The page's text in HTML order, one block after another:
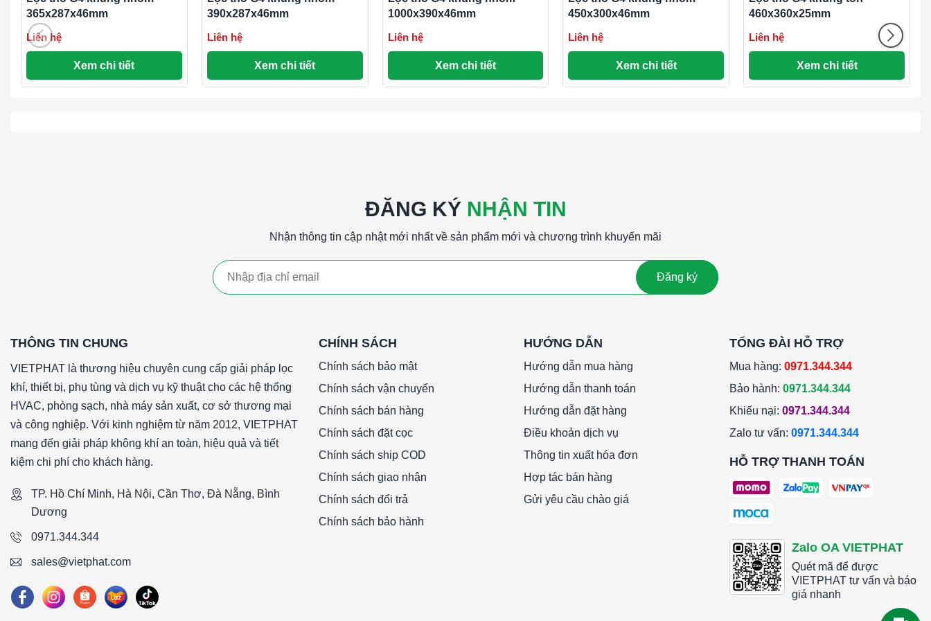
Vệ sinh an toàn
: Phù hợp với các ngành công nghiệp đòi hỏi tiêu chuẩn vệ sinh cao như thực phẩm
và y tế.
So sánh giữa Lọc Thô G1, G2, G3 và G4:
Hiệu suất lọc: Lọc G4 có hiệu suất lọc cao nhất trong các loại lọc thô (G1, G2, G3 và G4), loại bỏ được
khí, bảo vệ thiết bị và hệ thống, cũng như cải thiện chất lượng không khí tổng thể trong nhiều ứng dụng
600x350x46mmLọc thô G4 khung nhôm 600x350x46mm
*Cấp độ lọc: G4 90-95% theo tiêu chuẩn EN 779: 2012
*Vật liệu lọc: Sợi tổng hợp
*Vật liệu khung: Khung nhôm định hình
*Gasket (ron): Không có gasket (ron)
*Lưới bảo vệ: Không có
*Nhiệt độ hoạt động tối đa: 70 °C
*Vận tốc gió bề mặt: 2.5 m/s
*Độ tổn thất áp suất khuyến nghị thay thế: 250Pa
*Lưu lượng: 2000CMH
*Kích thước (WxHxD): 600x350x46mm
####
365x287x46mm
Liên hệ
Xem chi tiết
390x287x46mm
Liên hệ
Xem chi tiết
1000x390x46mm
Liên hệ
Xem chi tiết
450x300x46mm
Liên hệ
Xem chi tiết
460x360x25mm
Liên hệ
Xem chi tiết
ĐĂNG KÝ NHẬN TIN
Nhận thông tin cập nhật mới nhất về sản phẩm mới và chương trình khuyến mãi
Đăng ký
THÔNG TIN CHUNG
VIETPHAT là thương hiệu chuyên cung cấp giải pháp lọc
khí, thiết bị, phụ tùng và dịch vụ kỹ thuật cho các hệ thống
HVAC, phòng sạch, nhà máy sản xuất, cơ sở thương mại
và công nghiệp. Với kinh nghiệm từ năm 2012, VIETPHAT
mang đến giải pháp không khí an toàn, hiệu quả và tiết
kiệm chi phí cho khách hàng.
TP. Hồ Chí Minh, Hà Nội, Cần Thơ, Đà Nẵng, Bình
Dương
0971.344.344
sales@vietphat.com
CHÍNH SÁCH
Chính sách bảo mật
Chính sách vận chuyển
Chính sách bán hàng
Chính sách đặt cọc
Chính sách ship COD
Chính sách giao nhận
Chính sách đổi trả
Chính sách bảo hành
HƯỚNG DẪN
Hướng dẫn mua hàng
Hướng dẫn thanh toán
Hướng dẫn đặt hàng
Điều khoản dịch vụ
Thông tin xuất hóa đơn
Hợp tác bán hàng
Gửi yêu cầu chào giá
TỔNG ĐÀI HỖ TRỢ
Mua hàng: 0971.344.344
Bảo hành: 0971.344.344
Khiếu nại: 0971.344.344
Zalo tư vấn: 0971.344.344
HỖ TRỢ THANH TOÁN
Zalo OA VIETPHAT
Quét mã để được
VIETPHAT tư vấn và báo
giá nhanh